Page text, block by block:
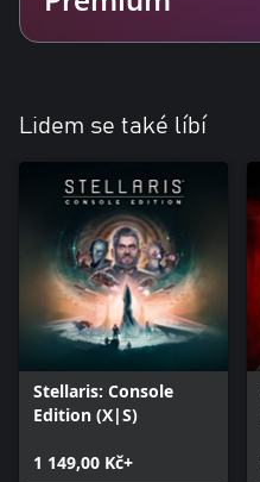
Lidem se také líbí
Stellaris: Console
Edition (X|S)
1 149,00 Kč+